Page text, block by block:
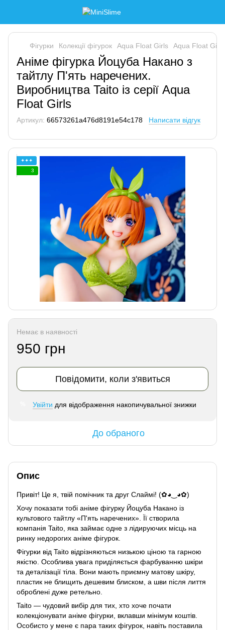
Фігурки Колекції фігурок Aqua Float Girls Aqua Float
Аніме фігурка Йоцуба Накано з
тайтлу П'ять наречених.
Виробництва Taito із серії Aqua
Float Girls
Артикул: 66573261a476d8191e54c178 Написати відгук
✦✦✦
3
Немає в наявності
950 грн
Повідомити, коли з'явиться
Увійти для відображення накопичувальної знижки
До обраного
Опис
Привіт! Це я, твій помічник та друг Слаймі! (✿◕‿◕✿)
Хочу показати тобі аніме фігурку Йоцуба Накано із
культового тайтлу «П'ять наречених». Її створила
компанія Taito, яка займає одне з лідируючих місць на
ринку недорогих аніме фігурок.
Фігурки від Taito відрізняються низькою ціною та гарною
якістю. Особлива увага приділяється фарбуванню шкіри
та деталізації тіла. Вони мають приємну матову шкіру,
пластик не блищить дешевим блиском, а шви після лиття
оброблені дуже ретельно.
Taito — чудовий вибір для тих, хто хоче почати
колекціонувати аніме фігурки, вклавши мінімум коштів.
Особисто у мене є пара таких фігурок, навіть поставила